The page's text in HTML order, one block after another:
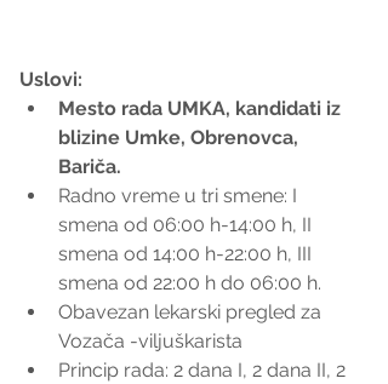
Uslovi:
Mesto rada UMKA, kandidati iz
blizine Umke, Obrenovca,
Bariča.
Radno vreme u tri smene: I
smena od 06:00 h-14:00 h, II
smena od 14:00 h-22:00 h, III
smena od 22:00 h do 06:00 h.
Obavezan lekarski pregled za
Vozača -viljuškarista
Princip rada: 2 dana I, 2 dana II, 2